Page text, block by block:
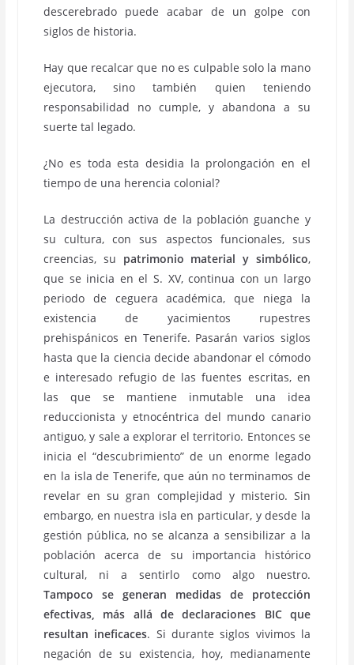
descerebrado puede acabar de un golpe con
siglos de historia.
Hay que recalcar que no es culpable solo la mano
ejecutora, sino también quien teniendo
responsabilidad no cumple, y abandona a su
suerte tal legado.
¿No es toda esta desidia la prolongación en el
tiempo de una herencia colonial?
La destrucción activa de la población guanche y
su cultura, con sus aspectos funcionales, sus
creencias, su patrimonio material y simbólico,
que se inicia en el S. XV, continua con un largo
periodo de ceguera académica, que niega la
existencia de yacimientos rupestres
prehispánicos en Tenerife. Pasarán varios siglos
hasta que la ciencia decide abandonar el cómodo
e interesado refugio de las fuentes escritas, en
las que se mantiene inmutable una idea
reduccionista y etnocéntrica del mundo canario
antiguo, y sale a explorar el territorio. Entonces se
inicia el “descubrimiento” de un enorme legado
en la isla de Tenerife, que aún no terminamos de
revelar en su gran complejidad y misterio. Sin
embargo, en nuestra isla en particular, y desde la
gestión pública, no se alcanza a sensibilizar a la
población acerca de su importancia histórico
cultural, ni a sentirlo como algo nuestro.
Tampoco se generan medidas de protección
efectivas, más allá de declaraciones BIC que
resultan ineficaces. Si durante siglos vivimos la
negación de su existencia, hoy, medianamente